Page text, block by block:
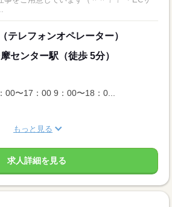
テレフォンオペレーター）
センター駅（徒歩 5分）
00〜17：00 9：00〜18：0...
もっと見る
求人詳細を見る